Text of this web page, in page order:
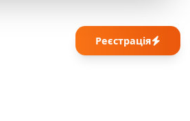
Реєстрація